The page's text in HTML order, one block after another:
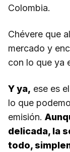
Colombia.
Chévere que
mercado y
con lo que ya
Y ya, ese es
lo que
emisión.
delicada, la
todo,